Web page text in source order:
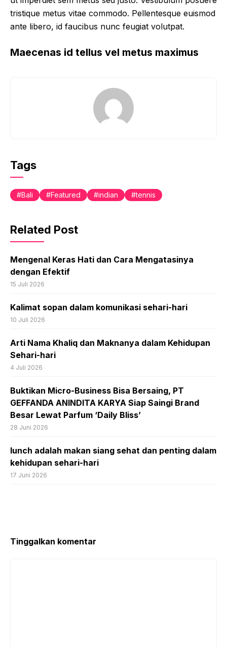
tristique metus vitae commodo. Pellentesque euismod
ante libero, id faucibus nunc feugiat volutpat.
Maecenas id tellus vel metus maximus
Tags
Bali Featured indian tennis
Related Post
Mengenal Keras Hati dan Cara Mengatasinya
dengan Efektif
15 Juli 2026
Kalimat sopan dalam komunikasi sehari-hari
10 Juli 2026
Arti Nama Khaliq dan Maknanya dalam Kehidupan
Sehari-hari
4 Juli 2026
Buktikan Micro-Business Bisa Bersaing, PT
GEFFANDA ANINDITA KARYA Siap Saingi Brand
Besar Lewat Parfum ‘Daily Bliss’
28 Juni 2026
lunch adalah makan siang sehat dan penting dalam
kehidupan sehari-hari
17 Juni 2026
Tinggalkan komentar